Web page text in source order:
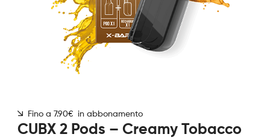
IL MIO ACCOUNT
Fino a 7.90€ in abbonamento
CUBX 2 Pods – Creamy Tobacco